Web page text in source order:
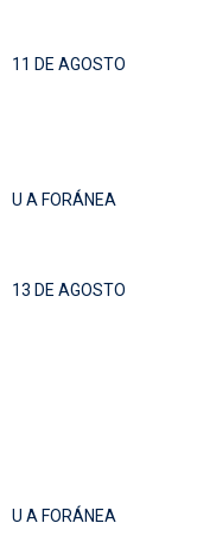
11 DE AGOSTO
U A FORÁNEA
13 DE AGOSTO
U A FORÁNEA